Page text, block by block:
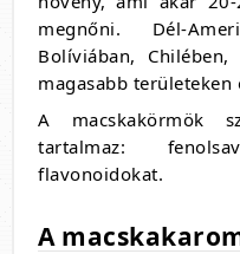
megnőni. Dél-
Bolíviában,
magasabb területeken
A macskakörmök
tartalmaz:
flavonoidokat.
A